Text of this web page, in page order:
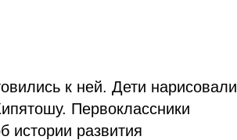
к ней. Дети нарисовали
Первоклассники
истории развития